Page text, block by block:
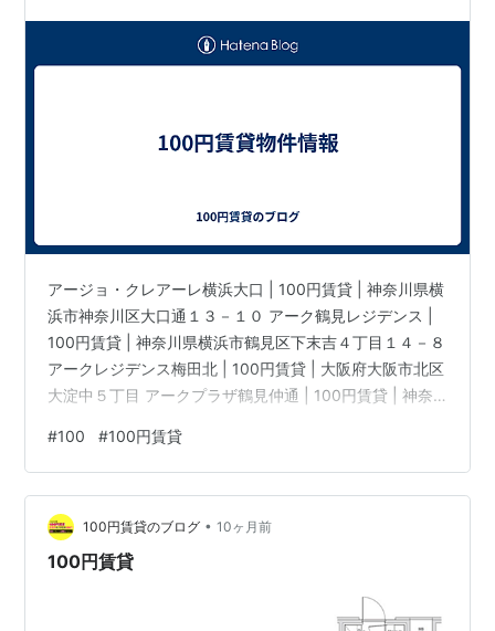
アージョ・クレアーレ横浜大口 | 100円賃貸 | 神奈川県横
浜市神奈川区大口通１３－１０ アーク鶴見レジデンス |
100円賃貸 | 神奈川県横浜市鶴見区下末吉４丁目１４－８
アークレジデンス梅田北 | 100円賃貸 | 大阪府大阪市北区
大淀中５丁目 アークプラザ鶴見仲通 | 100円賃貸 | 神奈
ランド前 | 100円賃貸 | 神奈川県川崎市麻生区高石３丁目
３６－４ [100円賃貸 ]不動産業界初の新サービス！ 当社
で扱う賃貸物件がどのお客様でも、いつでも一律で仲介
手数料100円でご契約可能です。 【ポイント】 ・どの物
件でも、いつでも、…
#100 #100円賃貸
100円賃貸のブログ • 10ヶ月前
100円賃貸